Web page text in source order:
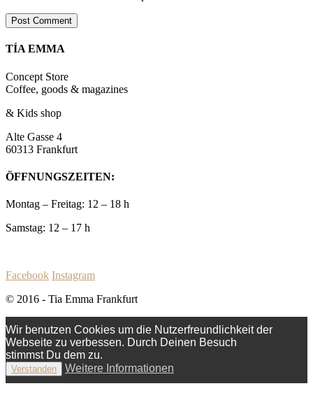
TÍA EMMA
Concept Store
Coffee, goods & magazines
& Kids shop
Alte Gasse 4
60313 Frankfurt
ÖFFNUNGSZEITEN:
Montag – Freitag: 12 – 18 h
Samstag: 12 – 17 h
Facebook Instagram
© 2016 - Tia Emma Frankfurt
Wir benutzen Cookies um die Nutzerfreundlichkeit der
Webseite zu verbessen. Durch Deinen Besuch
stimmst Du dem zu.
Verstanden Weitere Informationen